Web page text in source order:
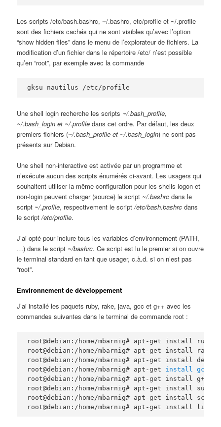
Les scripts /etc/bash.bashrc, ~/.bashrc, etc/profile et ~/.profile
sont des fichiers cachés qui ne sont visibles qu’avec l’option
“show hidden files” dans le menu de l’explorateur de fichiers. La
modification d’un fichier dans le répertoire /etc/ n’est possible
qu’en “root”, par exemple avec la commande
gksu nautilus /etc/profile
Une shell login recherche les scripts ~/.bash_profile,
~/.bash_login et ~/.profile dans cet ordre. Par défaut, les deux
premiers fichiers (~/.bash_profile et ~/.bash_login) ne sont pas
présents sur Debian.
Une shell non-interactive est activée par un programme et
n’exécute aucun des scripts énumérés ci-avant. Les usagers qui
souhaitent utiliser la même configuration pour les shells logon et
non-login peuvent charger (source) le script ~/.bashrc dans le
script ~/.profile, respectivement le script/etc/bash.bashrc dans
le script/etc/profile.
J’ai opté pour inclure tous les variables d’environnement (PATH,
…) dans le script ~/bashrc. Ce script est lu le premier si on ouvre
le terminal standard en tant que usager, c.à.d. si on n’est pas
“root”.
Environnement de développement
J’ai installé les paquets ruby, rake, java, gcc et g++ avec les
commandes suivantes dans le terminal de commande root :
root@debian:/home/mbarnig# apt-get install
root@debian:/home/mbarnig# apt-get install rake
root@debian:/home/mbarnig# apt-get install
root@debian:/home/mbarnig# apt-get install gcc
root@debian:/home/mbarnig# apt-get install g++
root@debian:/home/mbarnig# apt-get install
root@debian:/home/mbarnig# apt-get install scons
root@debian:/home/mbarnig# apt-get install